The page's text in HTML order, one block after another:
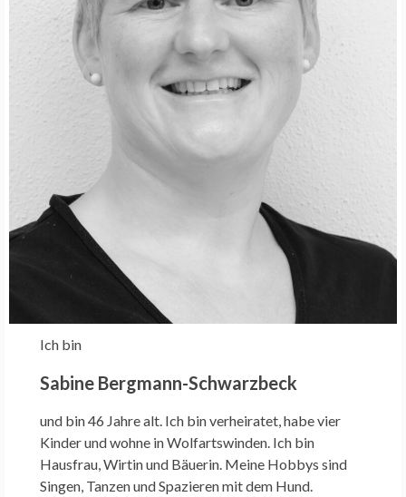
Ich bin
Sabine Bergmann-Schwarzbeck
und bin 46 Jahre alt. Ich bin verheiratet, habe vier
Kinder und wohne in Wolfartswinden. Ich bin
Hausfrau, Wirtin und Bäuerin. Meine Hobbys sind
Singen, Tanzen und Spazieren mit dem Hund.